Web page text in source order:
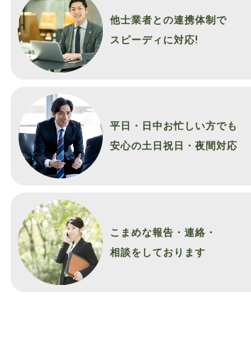
他士業者との連携体制で
スピーディに対応!
平日・日中お忙しい方でも
安心の土日祝日・夜間対応
こまめな報告・連絡・
相談をしております